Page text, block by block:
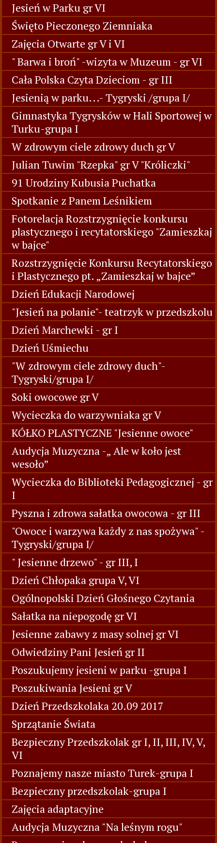
Jesień w Parku gr VI
Święto Pieczonego Ziemniaka
Zajęcia Otwarte gr V i VI
" Barwa i broń" -wizyta w Muzeum - gr VI
Cała Polska Czyta Dzieciom - gr III
Jesienią w parku...- Tygryski /grupa I/
Gimnastyka Tygrysków w Hali Sportowej w
Turku-grupa I
W zdrowym ciele zdrowy duch gr V
Julian Tuwim "Rzepka" gr V "Króliczki"
91 Urodziny Kubusia Puchatka
Spotkanie z Panem Leśnikiem
Fotorelacja Rozstrzygnięcie konkursu
plastycznego i recytatorskiego "Zamieszkaj
w bajce"
Rozstrzygnięcie Konkursu Recytatorskiego
i Plastycznego pt. „Zamieszkaj w bajce”
Dzień Edukacji Narodowej
"Jesień na polanie"- teatrzyk w przedszkolu
Dzień Marchewki - gr I
Dzień Uśmiechu
"W zdrowym ciele zdrowy duch"-
Tygryski/grupa I/
Soki owocowe gr V
Wycieczka do warzywniaka gr V
KÓŁKO PLASTYCZNE "Jesienne owoce"
Audycja Muzyczna -„ Ale w koło jest
wesoło”
Wycieczka do Biblioteki Pedagogicznej - gr
I
Pyszna i zdrowa sałatka owocowa - gr III
"Owoce i warzywa każdy z nas spożywa" -
Tygryski/grupa I/
" Jesienne drzewo" - gr III, I
Dzień Chłopaka grupa V, VI
Ogólnopolski Dzień Głośnego Czytania
Sałatka na niepogodę gr VI
Jesienne zabawy z masy solnej gr VI
Odwiedziny Pani Jesień gr II
Poszukujemy jesieni w parku -grupa I
Poszukiwania Jesieni gr V
Dzień Przedszkolaka 20.09 2017
Sprzątanie Świata
Bezpieczny Przedszkolak gr I, II, III, IV, V,
VI
Poznajemy nasze miasto Turek-grupa I
Bezpieczny przedszkolak-grupa I
Zajęcia adaptacyjne
Audycja Muzyczna "Na leśnym rogu"